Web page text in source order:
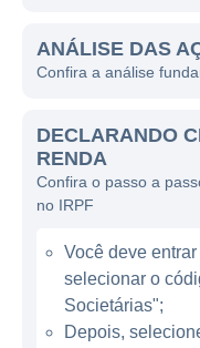
A principal
telefonia fixa e
velocidade,
serviços
informação. A
infraestrutura
tecnologias de
conectividade
ANÁLISE DAS
Confira a análise
DECLARANDO
RENDA
Confira o passo a
no IRPF
Você deve
selecionar o
Societárias";
Depois,